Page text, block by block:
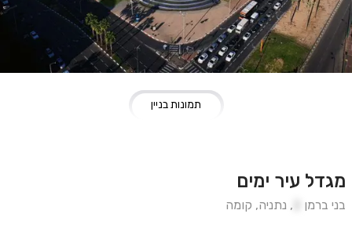
מגדל עיר ימים
בני ברמן , נתניה, קומה
תמונות בניין